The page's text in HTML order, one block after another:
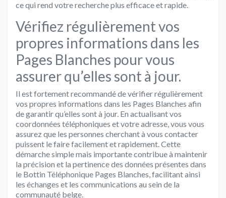
ce qui rend votre recherche plus efficace et rapide.
Vérifiez régulièrement vos
propres informations dans les
Pages Blanches pour vous
assurer qu’elles sont à jour.
Il est fortement recommandé de vérifier régulièrement
vos propres informations dans les Pages Blanches afin
de garantir qu’elles sont à jour. En actualisant vos
coordonnées téléphoniques et votre adresse, vous vous
assurez que les personnes cherchant à vous contacter
puissent le faire facilement et rapidement. Cette
démarche simple mais importante contribue à maintenir
la précision et la pertinence des données présentes dans
le Bottin Téléphonique Pages Blanches, facilitant ainsi
les échanges et les communications au sein de la
communauté belge.